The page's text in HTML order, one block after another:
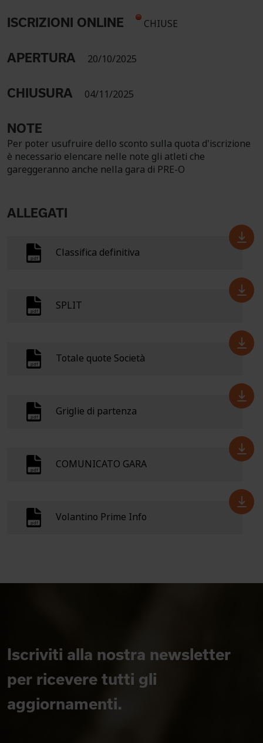
ISCRIZIONI ONLINE CHIUSE
APERTURA 20/10/2025
CHIUSURA 04/11/2025
NOTE
Per poter usufruire dello sconto sulla quota d'iscrizione
è necessario elencare nelle note gli atleti che
gareggeranno anche nella gara di PRE-O
ALLEGATI
Classifica definitiva
SPLIT
Totale quote Società
Griglie di partenza
COMUNICATO GARA
Volantino Prime Info
Iscriviti alla nostra newsletter
per ricevere tutti gli
aggiornamenti.